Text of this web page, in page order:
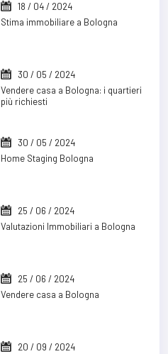
18 / 04 / 2024
Stima immobiliare a Bologna
30 / 05 / 2024
Vendere casa a Bologna: i quartieri
più richiesti
30 / 05 / 2024
Home Staging Bologna
25 / 06 / 2024
Valutazioni Immobiliari a Bologna
25 / 06 / 2024
Vendere casa a Bologna
20 / 09 / 2024